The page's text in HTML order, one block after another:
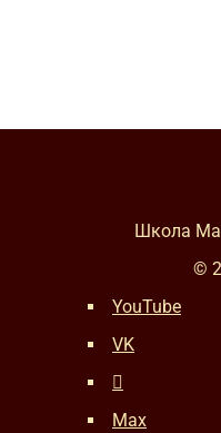
Школа
©
YouTube
VK
Max